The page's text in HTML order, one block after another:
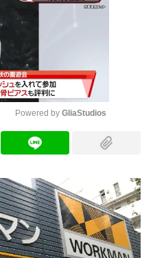
Powered by GliaStudios